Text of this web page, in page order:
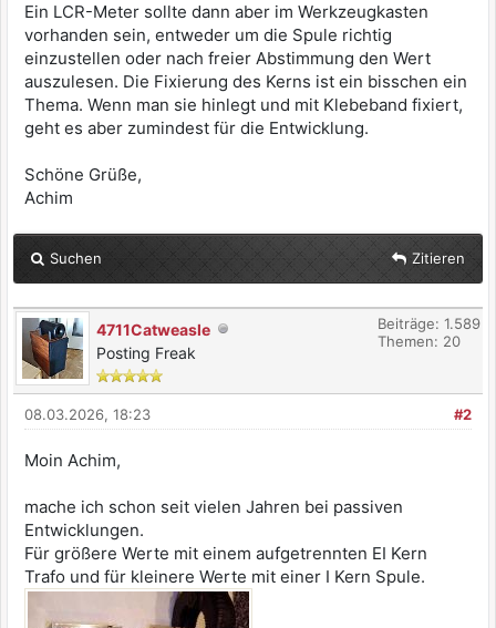
Ein LCR-Meter sollte dann aber im Werkzeugkasten
vorhanden sein, entweder um die Spule richtig
einzustellen oder nach freier Abstimmung den Wert
auszulesen. Die Fixierung des Kerns ist ein bisschen ein
Thema. Wenn man sie hinlegt und mit Klebeband fixiert,
geht es aber zumindest für die Entwicklung.
Schöne Grüße,
Achim
Suchen Zitieren
4711Catweasle
Posting Freak
Beiträge: 1.589
Themen: 20
#2
08.03.2026, 18:23
Moin Achim,
mache ich schon seit vielen Jahren bei passiven
Entwicklungen.
Für größere Werte mit einem aufgetrennten EI Kern
Trafo und für kleinere Werte mit einer I Kern Spule.